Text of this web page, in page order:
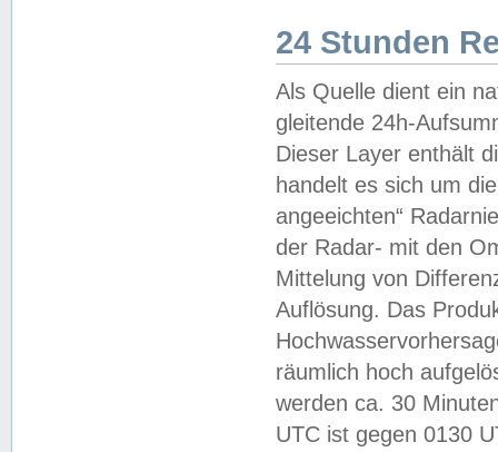
24 Stunden
Als Quelle dient ein
gleitende 24h-
Dieser Layer enthält
handelt es sich um
angeeichten“
der Radar- mit den
Mittelung von
Auflösung. Das
räumlich hoch
werden ca. 30
UTC ist gegen 0130